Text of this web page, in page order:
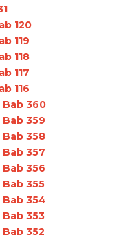
120
119
118
117
116
360
359
358
357
356
355
354
353
352